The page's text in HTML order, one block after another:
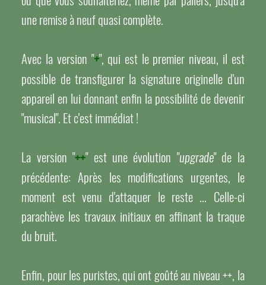
une remise à neuf quasi complète.
Avec la version "+", qui est le premier niveau, il est
possible de transfigurer la signature originelle d'un
appareil en lui donnant enfin la possibilité de devenir
"musical". Et c'est immédiat !
La version "++" est une évolution "upgrade" de la
précédente: Après les modifications urgentes, le
moment est venu d'attaquer le reste ... Celle-ci
parachève les travaux initiaux en affinant la traque
du bruit.
Enfin, pour les puristes, qui ont goûté au niveau ++, la